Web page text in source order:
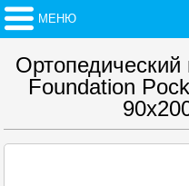
МЕНЮ
Foundation